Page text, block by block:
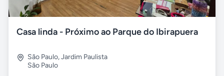
Casa linda - Próximo ao Parque do Ibirapuera
São Paulo,Jardim Paulista
São Paulo